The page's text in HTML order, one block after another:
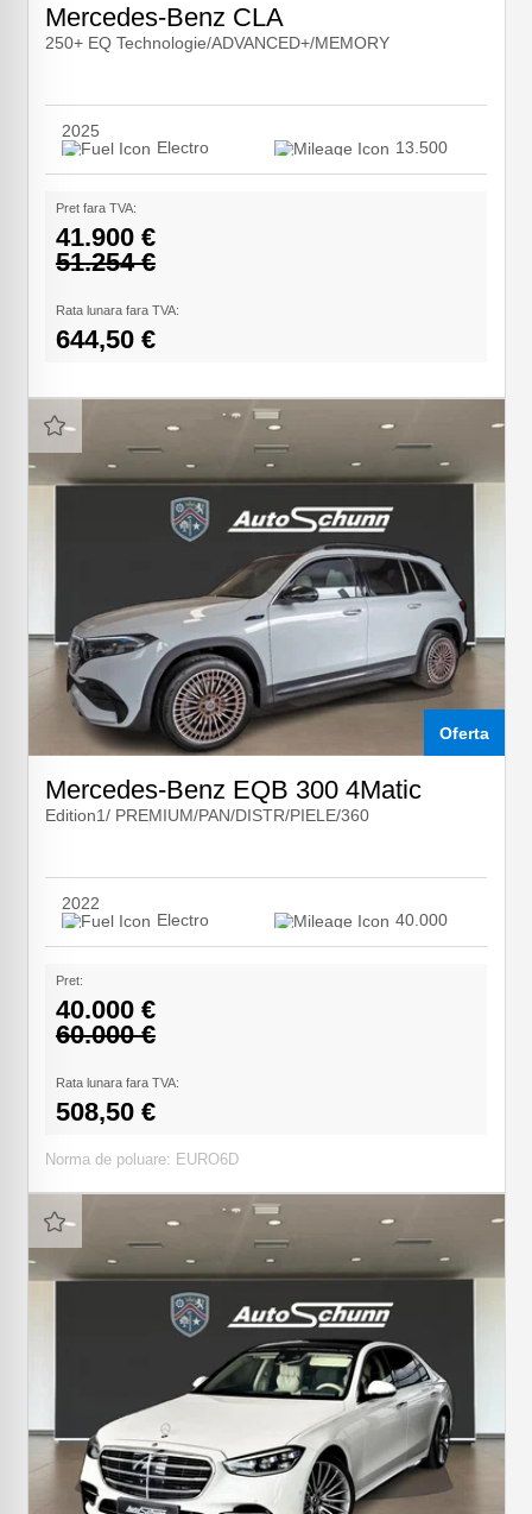
Mercedes-Benz CLA
250+ EQ Technologie/ADVANCED+/MEMORY
2025
13.500
Electro
Pret fara TVA:
41.900 €
51.254 €
Rata lunara fara TVA:
644,50 €
Oferta
Mercedes-Benz EQB 300 4Matic
Edition1/ PREMIUM/PAN/DISTR/PIELE/360
2022
40.000
Electro
Pret:
40.000 €
60.000 €
Rata lunara fara TVA:
508,50 €
Norma de poluare: EURO6D